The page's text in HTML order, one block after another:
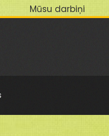
Mūsu darbiņi